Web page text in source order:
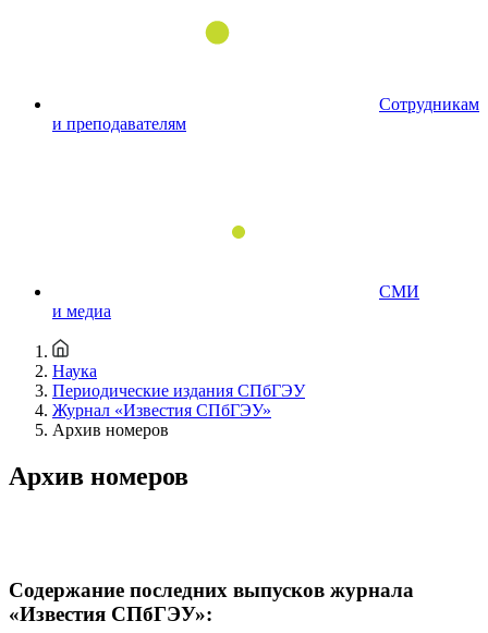
Сотрудникам
и преподавателям
СМИ
и медиа
Наука
Периодические издания СПбГЭУ
Журнал «Известия СПбГЭУ»
Архив номеров
Архив номеров
Содержание последних выпусков журнала
«Известия СПбГЭУ»: